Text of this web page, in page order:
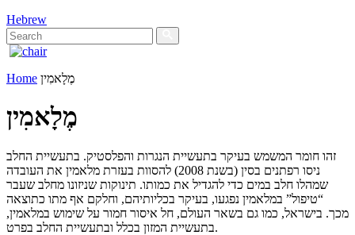
Hebrew
Home מֶלָאמִין
מֶלָאמִין
זהו חומר המשמש בעיקר בתעשיית הנגרות והפלסטיק. בתעשיית החלב
ניסו רפתנים בסין (בשנת 2008) להסוות בעזרת מלאמין את העובדה
שמהלו חלב במים כדי להגדיל את כמותו. תינוקות שניזונו מחלב שעבר
“טיפול” במלאמין נפגעו, בעיקר בכליותיהם, וחלקם אף מתו כתוצאה
מכך. בישראל, כמו גם בשאר העולם, חל איסור חמור על שימוש במלאמין,
בתעשיית המזון בכלל ובתעשיית החלב בפרט.